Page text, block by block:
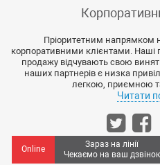
Пріоритетним напрямком
корпоративними клієнтами. Наші
продажу відчувають свою
наших партнерів є низка
легкою, приємною
Читати
Online
Зараз на лінії
Чекаємо на ваш дзвінок